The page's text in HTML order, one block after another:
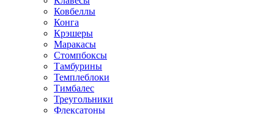
Ковбеллы
Конга
Крэшеры
Маракасы
Стомпбоксы
Тамбурины
Темплеблоки
Тимбалес
Треугольники
Флексатоны